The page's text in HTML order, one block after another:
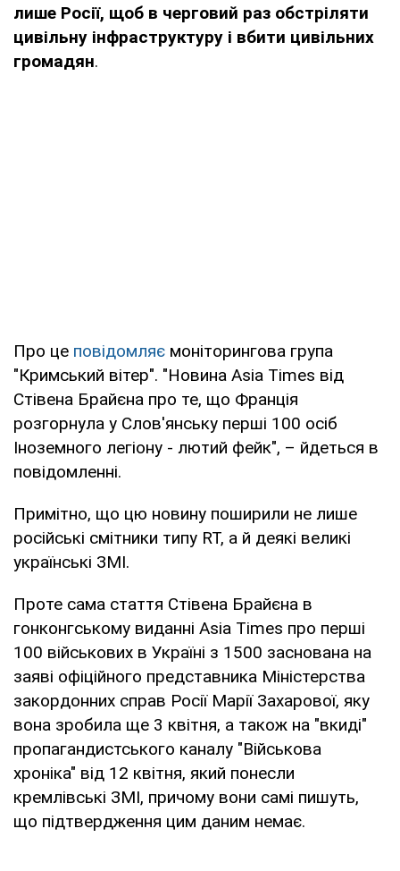
лише Росії, щоб в черговий раз обстріляти
цивільну інфраструктуру і вбити цивільних
громадян.
Про це повідомляє моніторингова група
"Кримський вітер". "Новина Asia Times від
Стівена Брайєна про те, що Франція
розгорнула у Слов'янську перші 100 осіб
Іноземного легіону - лютий фейк", – йдеться в
повідомленні.
Примітно, що цю новину поширили не лише
російські смітники типу RT, а й деякі великі
українські ЗМІ.
Проте сама стаття Стівена Брайєна в
гонконгському виданні Asia Times про перші
100 військових в Україні з 1500 заснована на
заяві офіційного представника Міністерства
закордонних справ Росії Марії Захарової, яку
вона зробила ще 3 квітня, а також на "вкиді"
пропагандистського каналу "Військова
хроніка" від 12 квітня, який понесли
кремлівські ЗМІ, причому вони самі пишуть,
що підтвердження цим даним немає.